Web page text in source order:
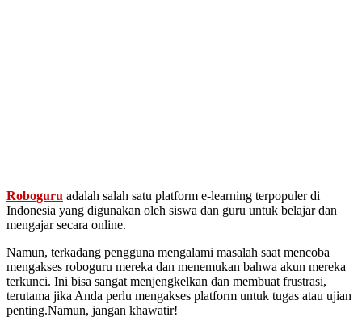
Roboguru adalah salah satu platform e-learning terpopuler di
Indonesia yang digunakan oleh siswa dan guru untuk belajar dan
mengajar secara online.
Namun, terkadang pengguna mengalami masalah saat mencoba
mengakses roboguru mereka dan menemukan bahwa akun mereka
terkunci. Ini bisa sangat menjengkelkan dan membuat frustrasi,
terutama jika Anda perlu mengakses platform untuk tugas atau ujian
penting.Namun, jangan khawatir!